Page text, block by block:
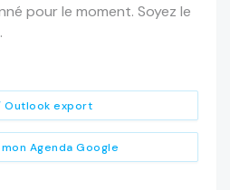
pour le moment. Soyez le
Agenda Google
Outlook export